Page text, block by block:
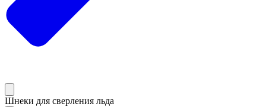
Шнеки для сверления льда